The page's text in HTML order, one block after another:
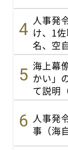
人事発
け、1
名、空
海上幕
かい」
て説明
人事発
事（海